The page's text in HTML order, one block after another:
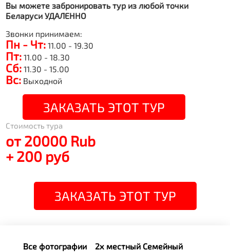
Вы можете забронировать тур из любой точки
Беларуси УДАЛЕННО
Звонки принимаем:
Пн - Чт: 11.00 - 19.30
Пт: 11.00 - 18.30
Сб: 11.30 - 15.00
Вс: Выходной
ЗАКАЗАТЬ ЭТОТ ТУР
Стоимость тура
от 20000 Rub
+ 200 руб
ЗАКАЗАТЬ ЭТОТ ТУР
Все фотографии 2х местный Семейный